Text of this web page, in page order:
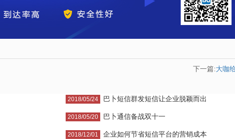
下一篇:大咖
2018/05/24 巴卜短信群发短信让企业脱颖而出
2018/05/20 巴卜通信备战双十一
2018/12/01 企业如何节省短信平台的营销成本